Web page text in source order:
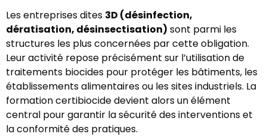
Les entreprises dites 3D (désinfection,
dératisation, désinsectisation) sont parmi les
structures les plus concernées par cette obligation.
Leur activité repose précisément sur l’utilisation de
traitements biocides pour protéger les bâtiments, les
établissements alimentaires ou les sites industriels. La
formation certibiocide devient alors un élément
central pour garantir la sécurité des interventions et
la conformité des pratiques.